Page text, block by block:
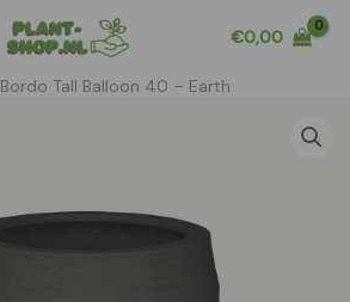
€0,00
Bordo Tall Balloon 40 – Earth